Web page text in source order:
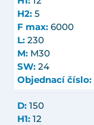
H2: 5
F max: 6000
L: 230
M: M30
SW: 24
Objednací číslo:
D: 150
H1: 12